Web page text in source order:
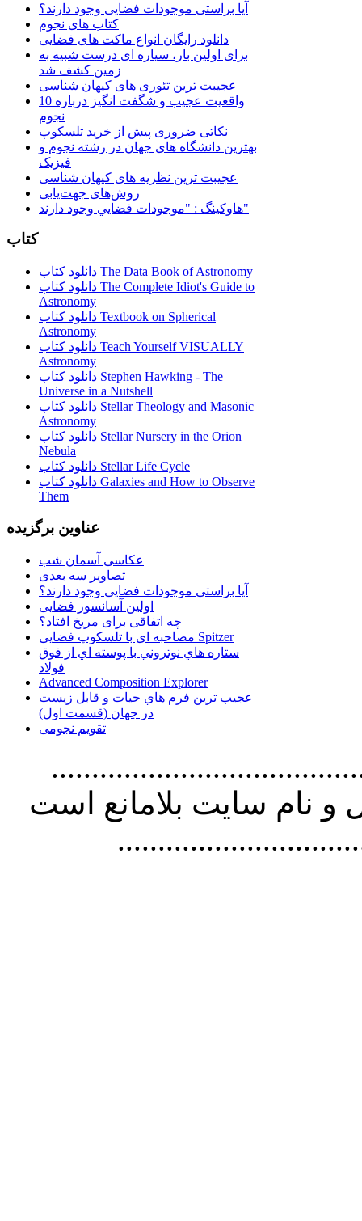
آیا براستی موجودات فضایی وجود دارند؟
کتاب های نجوم
دانلود رایگان انواع ماکت های فضایی
برای اولین بار، سیاره ای درست شبیه به
زمین کشف شد
عجیبت ترین تئوری های کیهان شناسی
10 واقعیت عجیب و شگفت انگیز درباره
نجوم
نکاتی ضروری پیش از خرید تلسکوپ
بهترین دانشگاه های جهان در رشته نجوم و
فیزیک
عجیبت ترین نظریه های کیهان شناسی
روش‌های جهت‌یابی
هاوكينگ : "موجودات فضايي وجود دارند"
کتاب
دانلود کتاب The Data Book of Astronomy
دانلود کتاب The Complete Idiot's Guide to
Astronomy
دانلود کتاب Textbook on Spherical
Astronomy
دانلود کتاب Teach Yourself VISUALLY
Astronomy
دانلود کتاب Stephen Hawking - The
Universe in a Nutshell
دانلود کتاب Stellar Theology and Masonic
Astronomy
دانلود کتاب Stellar Nursery in the Orion
Nebula
دانلود کتاب Stellar Life Cycle
دانلود کتاب Galaxies and How to Observe
Them
عناوین برگزیده
عکاسی آسمان شب
تصاویر سه بعدی
آیا براستی موجودات فضایی وجود دارند؟
اولین آسانسور فضایی
چه اتفاقی برای مریخ افتاد؟
مصاحبه ای با تلسکوپ فضایی Spitzer
ستاره هاي نوتروني با پوسته اي از فوق
فولاد
Advanced Composition Explorer
عجیب ترین فرم هاي حيات و قابل زيست
در جهان (قسمت اول)
تقویم نجومی
استفاده از
نام سايت بلامانع است